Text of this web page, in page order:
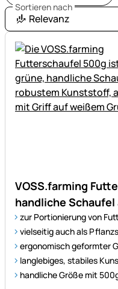
Sortieren nach
Relevanz
VOSS.farming
handliche
zur Portionierung von
vielseitig auch als
ergonomisch geformter
langlebiges, stabiles
handliche Größe mit